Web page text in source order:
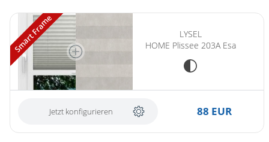
Smart Frame
LYSEL
HOME Plissee 203A Esa
Jetzt konfigurieren 88 EUR